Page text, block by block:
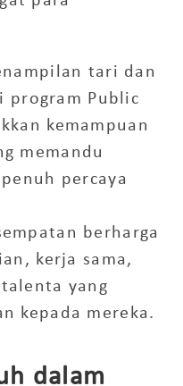
tari dan
program Public
kemampuan
memandu
percaya
berharga
kerja sama,
yang
kepada mereka.
dalam